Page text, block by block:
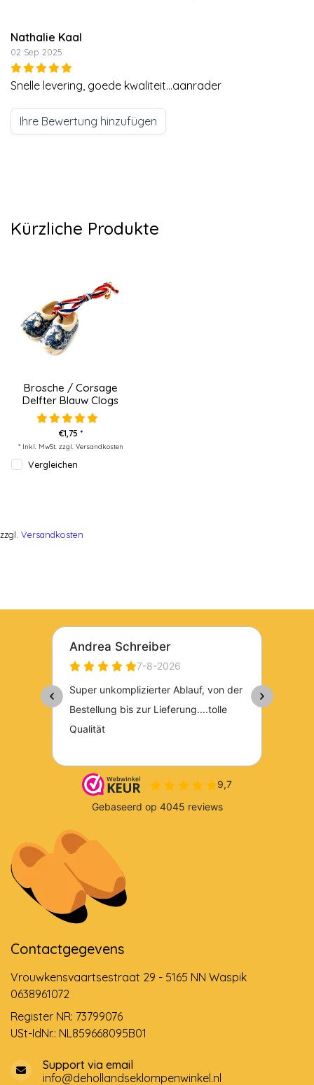
Nathalie Kaal
02 Sep 2025
Snelle levering, goede kwaliteit...aanrader
Ihre Bewertung hinzufügen
Kürzliche Produkte
Brosche / Corsage
Delfter Blauw Clogs
€1,75 *
* Inkl. MwSt. zzgl. Versandkosten
Vergleichen
zzgl. Versandkosten
Contactgegevens
Vrouwkensvaartsestraat 29 - 5165 NN Waspik
0638961072
Register NR: 73799076
USt-IdNr.: NL859668095B01
Support via email
info@dehollandseklompenwinkel.nl